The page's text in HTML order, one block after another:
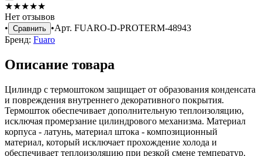
★★★★★
Нет отзывов
• Сравнить •Арт. FUARO-D-PROTERM-48943
Бренд: Fuaro
Описание товара
Цилиндр с термоштоком защищает от образования конденсата
и повреждения внутреннего декоративного покрытия.
Термошток обеспечивает дополнительную теплоизоляцию,
исключая промерзание цилиндрового механизма. Материал
корпуса - латунь, материал штока - композиционный
материал, который исключает прохождение холода и
обеспечивает теплоизоляцию при резкой смене температур.